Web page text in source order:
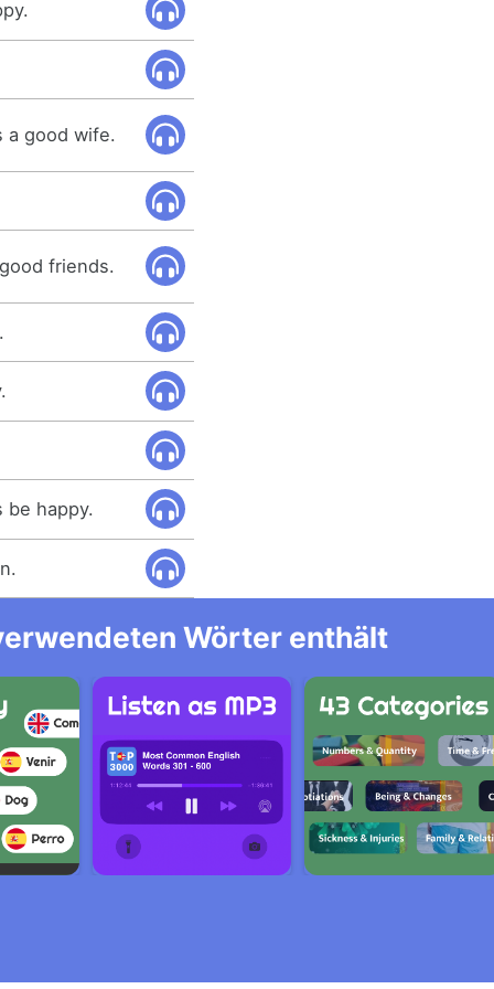
a good wife.
friends.
be happy.
Wörter enthält